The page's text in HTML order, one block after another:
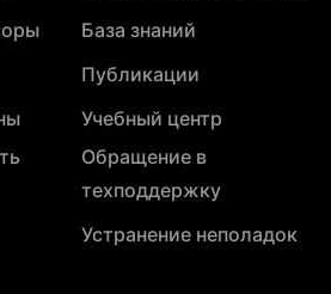
База знаний
Публикации
Учебный центр
Обращение в
техподдержку
Устранение неполадок